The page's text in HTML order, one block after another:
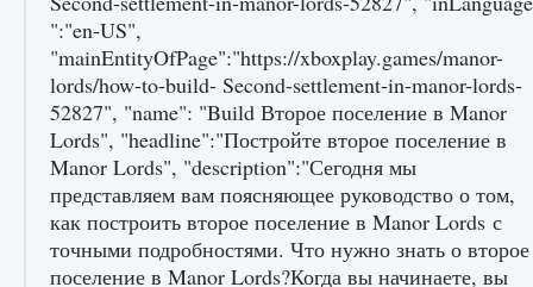
Как создавать предметы в Creatures of Ava
9 августа 2024 1 266 0 0